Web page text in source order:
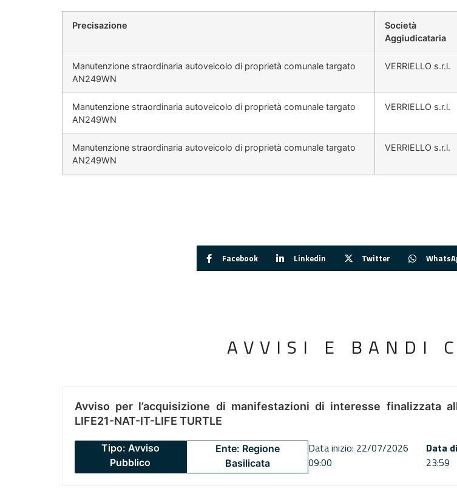
Precisazione
Società
Aggiudicataria
Manutenzione straordinaria autoveicolo di proprietà comunale targato
AN249WN
VERRIELLO s.r.l.
Manutenzione straordinaria autoveicolo di proprietà comunale targato
AN249WN
VERRIELLO s.r.l.
Manutenzione straordinaria autoveicolo di proprietà comunale targato
AN249WN
VERRIELLO s.r.l.
Facebook Linkedin Twitter
AVVISI E BANDI
Avviso per l’acquisizione di manifestazioni di interesse finalizzata
LIFE21-NAT-IT-LIFE TURTLE
Tipo: Avviso
Pubblico
Ente: Regione
Basilicata
Data inizio: 22/07/2026
09:00
Data
23:59